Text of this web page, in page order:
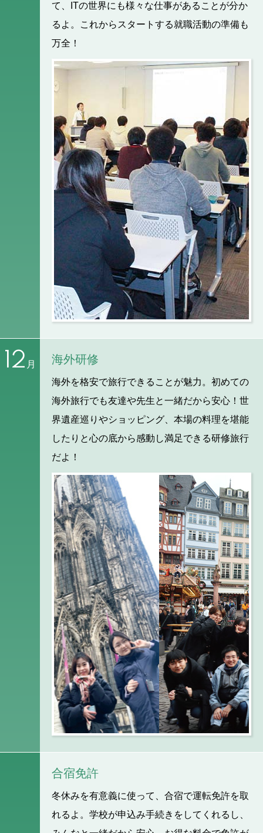
て、ITの世界にも様々な仕事があることが分か
るよ。これからスタートする就職活動の準備も
万全！
12 月 海外研修
海外を格安で旅行できることが魅力。初めての
海外旅行でも友達や先生と一緒だから安心！世
界遺産巡りやショッピング、本場の料理を堪能
したりと心の底から感動し満足できる研修旅行
だよ！
合宿免許
冬休みを有意義に使って、合宿で運転免許を取
れるよ。学校が申込み手続きをしてくれるし、